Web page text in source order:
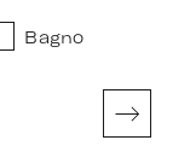
Bagno